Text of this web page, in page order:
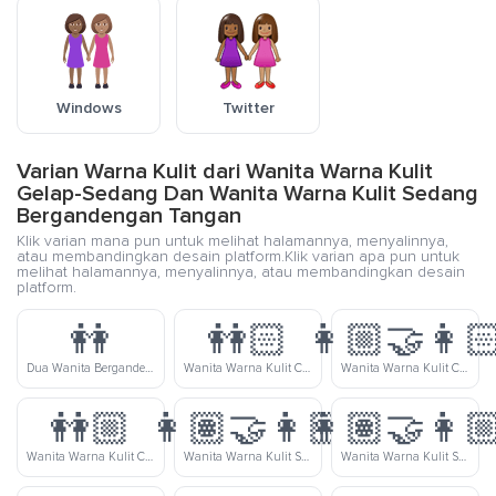
Windows Twitter
Varian Warna Kulit dari Wanita Warna Kulit
Gelap-Sedang Dan Wanita Warna Kulit Sedang
Bergandengan Tangan
Klik varian mana pun untuk melihat halamannya, menyalinnya,
atau membandingkan desain platform.Klik varian apa pun untuk
melihat halamannya, menyalinnya, atau membandingkan desain
platform.
👭
Dua Wanita Bergandengan
👭🏻
Wanita Warna Kulit Cerah Bergandengan Tangan Wanita Warna Kulit Cerah-Sedang Dan Wanita Warna Kulit Cerah Bergandengan Tangan
👭🏼
Wanita Warna Kulit Cerah-Sedang Bergandengan Tangan
👩🏽‍🤝‍👩🏻
Wanita Warna Kulit Sedang Dan Wanita Warna Kulit Cerah Bergandengan Tangan Wanita Warna Kulit Sedang Dan Wanita Warna Kulit Cerah-Sedang Bergandengan Tangan